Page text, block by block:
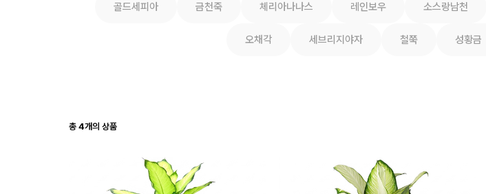
골드세피아 금천죽 체리아나나스 레인보우 소스랑남천
오채각 세브리지야자 철쭉 성황금
총 4개의 상품